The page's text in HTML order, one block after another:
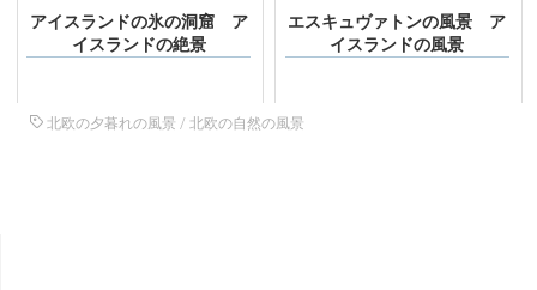
アイスランドの氷の洞窟 ア
イスランドの絶景
エスキュヴァトンの風景 ア
イスランドの風景
北欧の夕暮れの風景 / 北欧の自然の風景